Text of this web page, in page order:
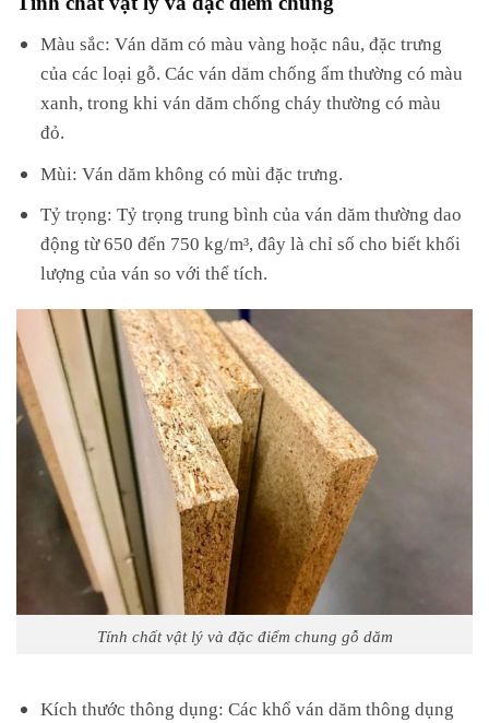
Màu sắc: Ván dăm có màu vàng hoặc nâu, đặc trưng
của các loại gỗ. Các ván dăm chống ẩm thường có màu
xanh, trong khi ván dăm chống cháy thường có màu
đỏ.
Mùi: Ván dăm không có mùi đặc trưng.
Tỷ trọng: Tỷ trọng trung bình của ván dăm thường dao
động từ 650 đến 750 kg/m³, đây là chỉ số cho biết khối
lượng của ván so với thể tích.
Tính chất vật lý và đặc điểm chung gỗ dăm
Kích thước thông dụng: Các khổ ván dăm thông dụng